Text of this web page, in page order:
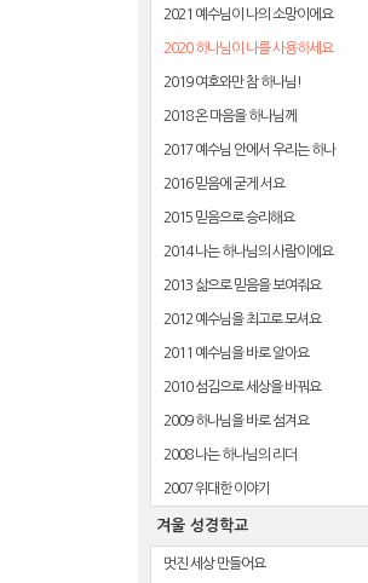
2021 예수님이 나의 소망이에요
2020 하나님이 나를 사용하세요
2019 여호와만 참 하나님!
2018 온 마음을 하나님께
2017 예수님 안에서 우리는 하나
2016 믿음에 굳게 서요
2015 믿음으로 승리해요
2014 나는 하나님의 사람이에요
2013 삶으로 믿음을 보여줘요
2012 예수님을 최고로 모셔요
2011 예수님을 바로 알아요
2010 섬김으로 세상을 바꿔요
2009 하나님을 바로 섬겨요
2008 나는 하나님의 리더
2007 위대한 이야기
겨울 성경학교
멋진 세상 만들어요